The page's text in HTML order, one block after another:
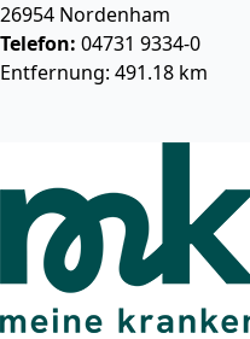
26954 Nordenham
Telefon: 04731 9334-0
Entfernung: 491.18 km